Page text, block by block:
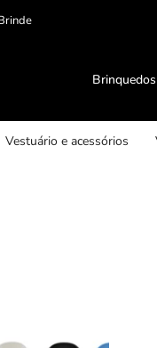
Vestuário e acessórios